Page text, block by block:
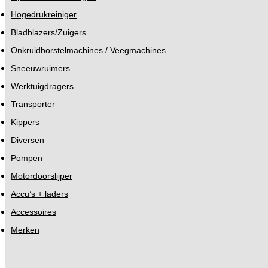
Hogedrukreiniger
Bladblazers/Zuigers
Onkruidborstelmachines / Veegmachines
Sneeuwruimers
Werktuigdragers
Transporter
Kippers
Diversen
Pompen
Motordoorslijper
Accu’s + laders
Accessoires
Merken